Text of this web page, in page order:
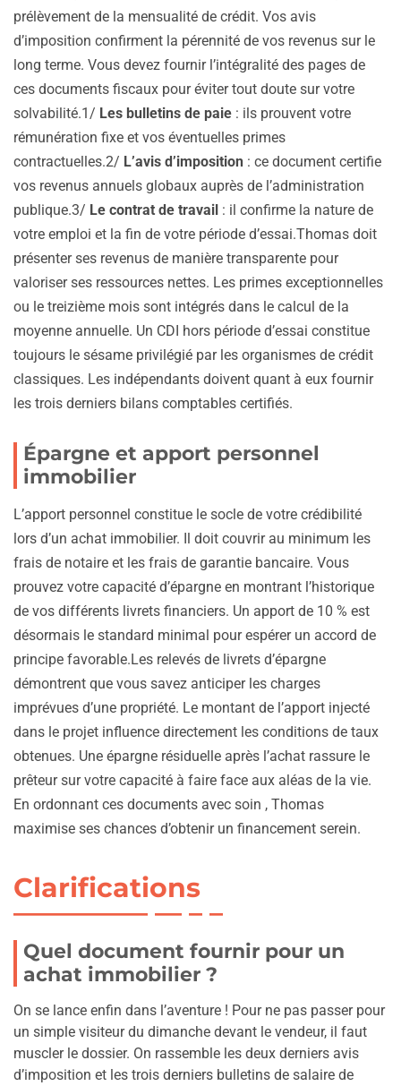
prélèvement de la mensualité de crédit. Vos avis
d’imposition confirment la pérennité de vos revenus sur le
long terme. Vous devez fournir l’intégralité des pages de
ces documents fiscaux pour éviter tout doute sur votre
solvabilité.1/ Les bulletins de paie : ils prouvent votre
rémunération fixe et vos éventuelles primes
contractuelles.2/ L’avis d’imposition : ce document certifie
vos revenus annuels globaux auprès de l’administration
publique.3/ Le contrat de travail : il confirme la nature de
votre emploi et la fin de votre période d’essai.Thomas doit
présenter ses revenus de manière transparente pour
valoriser ses ressources nettes. Les primes exceptionnelles
ou le treizième mois sont intégrés dans le calcul de la
moyenne annuelle. Un CDI hors période d’essai constitue
toujours le sésame privilégié par les organismes de crédit
classiques. Les indépendants doivent quant à eux fournir
les trois derniers bilans comptables certifiés.
Épargne et apport personnel
immobilier
L’apport personnel constitue le socle de votre crédibilité
lors d’un achat immobilier. Il doit couvrir au minimum les
frais de notaire et les frais de garantie bancaire. Vous
prouvez votre capacité d’épargne en montrant l’historique
de vos différents livrets financiers. Un apport de 10 % est
désormais le standard minimal pour espérer un accord de
principe favorable.Les relevés de livrets d’épargne
démontrent que vous savez anticiper les charges
imprévues d’une propriété. Le montant de l’apport injecté
dans le projet influence directement les conditions de taux
obtenues. Une épargne résiduelle après l’achat rassure le
prêteur sur votre capacité à faire face aux aléas de la vie.
En ordonnant ces documents avec soin , Thomas
maximise ses chances d’obtenir un financement serein.
Clarifications
Quel document fournir pour un
achat immobilier ?
On se lance enfin dans l’aventure ! Pour ne pas passer pour
un simple visiteur du dimanche devant le vendeur, il faut
muscler le dossier. On rassemble les deux derniers avis
d’imposition et les trois derniers bulletins de salaire de